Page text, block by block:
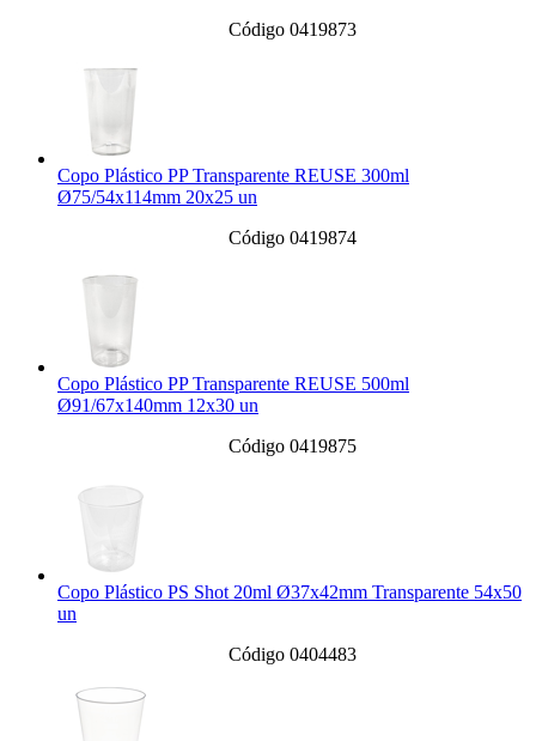
Código 0419873
Copo Plástico PP Transparente REUSE 300ml
Ø75/54x114mm 20x25 un
Código 0419874
Copo Plástico PP Transparente REUSE 500ml
Ø91/67x140mm 12x30 un
Código 0419875
Copo Plástico PS Shot 20ml Ø37x42mm Transparente 54x50
un
Código 0404483